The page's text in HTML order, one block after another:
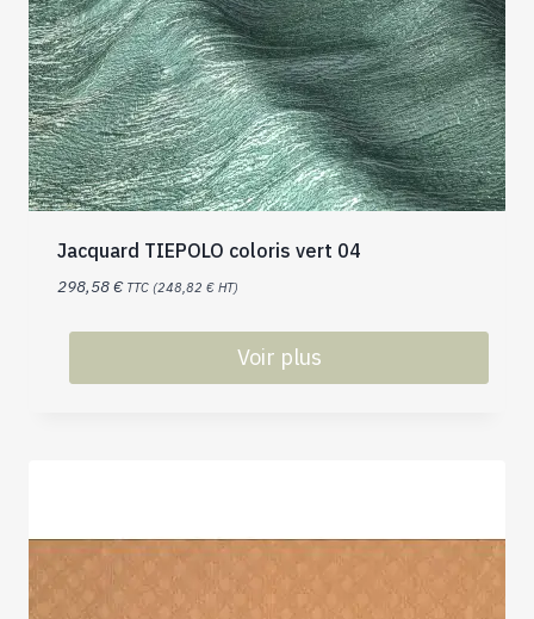
Jacquard TIEPOLO coloris vert 04
298,58€ TTC (248,82 € HT)
Voir plus